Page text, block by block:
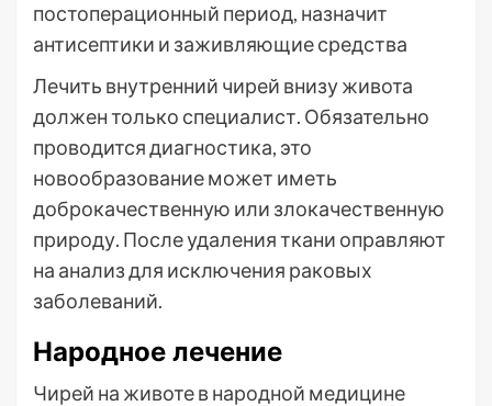
постоперационный период, назначит
антисептики и заживляющие средства
Лечить внутренний чирей внизу живота
должен только специалист. Обязательно
проводится диагностика, это
новообразование может иметь
доброкачественную или злокачественную
природу. После удаления ткани оправляют
на анализ для исключения раковых
заболеваний.
Народное лечение
Чирей на животе в народной медицине